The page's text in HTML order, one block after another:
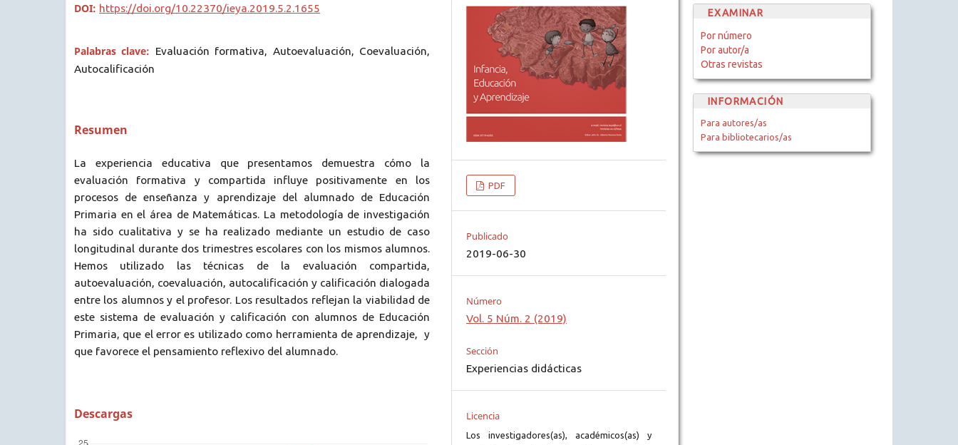
DOI: https://doi.org/10.22370/ieya.2019.5.2.1655
Palabras clave: Evaluación formativa, Autoevaluación, Coevaluación,
Autocalificación
Resumen
La experiencia educativa que presentamos demuestra cómo la
evaluación formativa y compartida influye positivamente en los
procesos de enseñanza y aprendizaje del alumnado de Educación
Primaria en el área de Matemáticas. La metodología de investigación
ha sido cualitativa y se ha realizado mediante un estudio de caso
longitudinal durante dos trimestres escolares con los mismos alumnos.
Hemos utilizado las técnicas de la evaluación compartida,
autoevaluación, coevaluación, autocalificación y calificación dialogada
entre los alumnos y el profesor. Los resultados reflejan la viabilidad de
este sistema de evaluación y calificación con alumnos de Educación
Primaria, que el error es utilizado como herramienta de aprendizaje, y
que favorece el pensamiento reflexivo del alumnado.
Descargas
PDF
Publicado
2019-06-30
Número
Vol. 5 Núm. 2 (2019)
Sección
Experiencias didácticas
Licencia
Los investigadores(as), académicos(as) y
EXAMINAR
Por número
Por autor/a
Otras revistas
INFORMACIÓN
Para autores/as
Para bibliotecarios/as